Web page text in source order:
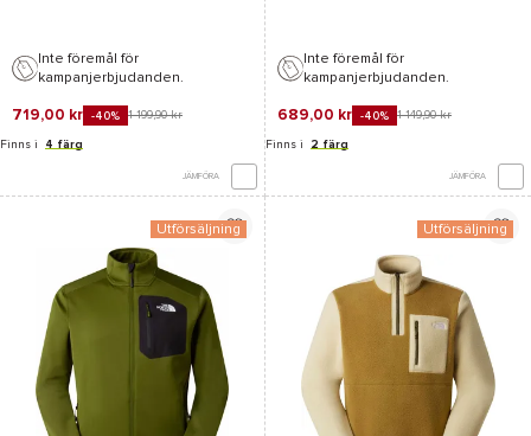
Inte föremål för
kampanjerbjudanden.
719,00 kr -40% 1 199,90 kr
Finns i 4 färg
JÄMFÖRA
Inte föremål för
kampanjerbjudanden.
689,00 kr -40% 1 149,90 kr
Finns i 2 färg
JÄMFÖRA
Utförsäljning Utförsäljning